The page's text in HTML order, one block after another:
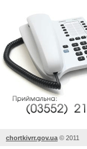
chortkivrr.gov.ua © 2011